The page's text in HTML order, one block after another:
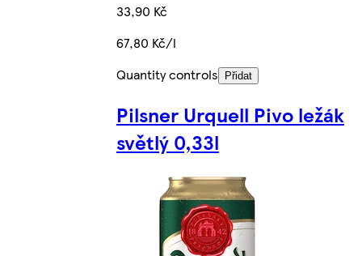
33,90 Kč
67,80 Kč/l
Quantity controls
Přidat
Pilsner Urquell Pivo ležák
světlý 0,33l